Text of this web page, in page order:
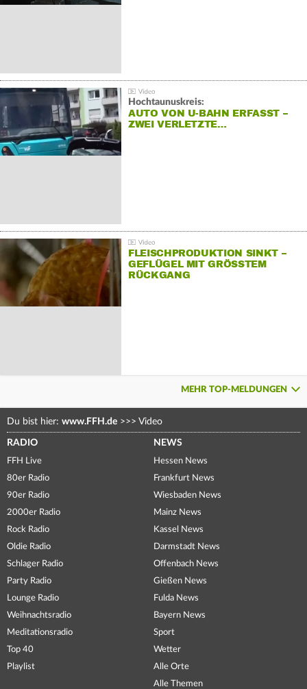
Hochtaunuskreis:
AUTO VON U-BAHN ERFASST –
ZWEI VERLETZTE…
FLEISCHPRODUKTION SINKT –
GEFLÜGEL MIT GRÖSSTEM R
ÜCKGANG
MEHR TOP-MELDUNGEN
Du bist hier: www.FFH.de >>> Video
RADIO
FFH Live
80er Radio
90er Radio
2000er Radio
Rock Radio
Oldie Radio
Schlager Radio
Party Radio
Lounge Radio
Weihnachtsradio
Meditationsradio
Top 40
Playlist
NEWS
Hessen News
Frankfurt News
Wiesbaden News
Mainz News
Kassel News
Darmstadt News
Offenbach News
Gießen News
Fulda News
Bayern News
Sport
Wetter
Alle Orte
Alle Themen